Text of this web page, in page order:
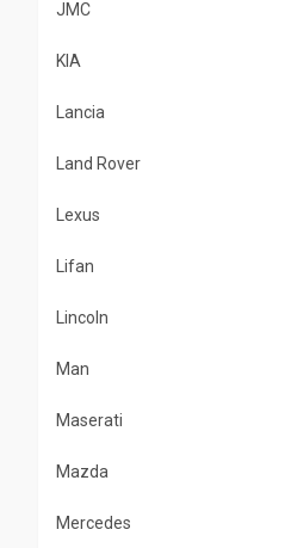
JMC
KIA
Lancia
Land Rover
Lexus
Lifan
Lincoln
Man
Maserati
Mazda
Mercedes